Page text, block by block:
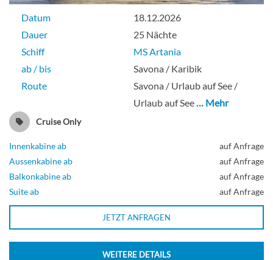
2-Bett außen-[J2]
Aussenkabine
2-Bett außen-[K2]
Aussenkabine
Datum
18.12.2026
Dauer
25 Nächte
Schiff
MS Artania
ab / bis
Savona / Karibik
Route
Savona / Urlaub auf See /
Urlaub auf See… Mehr
Cruise Only
Innenkabine ab
auf Anfrage
Aussenkabine ab
auf Anfrage
Balkonkabine ab
auf Anfrage
Suite ab
auf Anfrage
JETZT ANFRAGEN
WEITERE DETAILS